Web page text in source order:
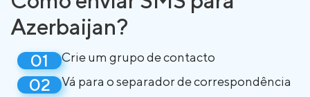
Azerbaijan?
Crie um grupo de contacto
Vá para o separador de correspondência